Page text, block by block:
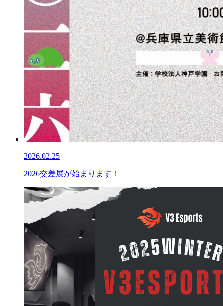
2026.02.25
2026交差展が始まります！